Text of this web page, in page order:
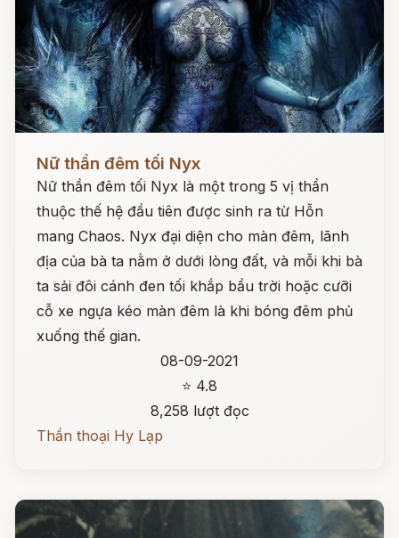
Nữ thần đêm tối Nyx
Nữ thần đêm tối Nyx là một trong 5 vị thần
thuộc thế hệ đầu tiên được sinh ra từ Hỗn
mang Chaos. Nyx đại diện cho màn đêm, lãnh
địa của bà ta nằm ở dưới lòng đất, và mỗi khi bà
ta sải đôi cánh đen tối khắp bầu trời hoặc cưỡi
cỗ xe ngựa kéo màn đêm là khi bóng đêm phủ
xuống thế gian.
08-09-2021
⭐ 4.8
8,258 lượt đọc
Thần thoại Hy Lạp